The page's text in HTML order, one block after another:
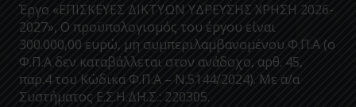
Έργο «ΕΠΙΣΚΕΥΕΣ ΔΙΚΤΥΩΝ ΥΔΡΕΥΣΗΣ ΧΡΗΣΗ 2026-
2027», Ο προϋπολογισμός του έργου είναι
300.000,00 ευρώ, μη συμπεριλαμβανομένου Φ.Π.Α (ο
Φ.Π.Α δεν καταβάλλεται στον ανάδοχο, αρθ. 45,
παρ.4 του Κώδικα Φ.Π.Α – Ν.5144/2024). Με α/α
Συστήματος Ε.Σ.Η.ΔΗ.Σ.: 220305.